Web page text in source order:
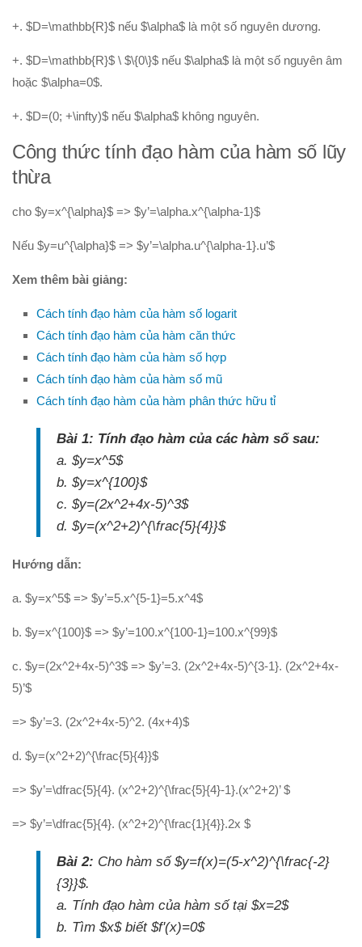
Dãy số- CSC – CSN
Giới hạn
Đạo hàm
Hình học 11
Quan hệ vuông góc trong không gian
Đại số 12
Hàm số mũ-Logarit
Nguyên hàm-tích phân
Hình học 12
Thể tích khối đa diện
Mặt nón-mặt trụ-mặt cầu
PT mặt phẳng
Phương trình mặt cầu
Bài học cuộc sống
Đề thi thử thpt quốc gia 2017
Đề thi thử thpt quốc gia 2018
+. $D=\mathbb{R}$ nếu $\alpha$ là một số nguyên dương.
+. $D=\mathbb{R}$ \ $\{0\}$ nếu $\alpha$ là một số nguyên âm
hoặc $\alpha=0$.
+. $D=(0; +\infty)$ nếu $\alpha$ không nguyên.
Công thức tính đạo hàm của hàm số lũy
thừa
cho $y=x^{\alpha}$ => $y’=\alpha.x^{\alpha-1}$
Nếu $y=u^{\alpha}$ => $y’=\alpha.u^{\alpha-1}.u’$
Xem thêm bài giảng:
Cách tính đạo hàm của hàm số logarit
Cách tính đạo hàm của hàm căn thức
Cách tính đạo hàm của hàm số hợp
Cách tính đạo hàm của hàm số mũ
Cách tính đạo hàm của hàm phân thức hữu tỉ
Bài 1: Tính đạo hàm của các hàm số sau:
a. $y=x^5$
b. $y=x^{100}$
c. $y=(2x^2+4x-5)^3$
d. $y=(x^2+2)^{\frac{5}{4}}$
Hướng dẫn:
a. $y=x^5$ => $y’=5.x^{5-1}=5.x^4$
b. $y=x^{100}$ => $y’=100.x^{100-1}=100.x^{99}$
c. $y=(2x^2+4x-5)^3$ => $y’=3. (2x^2+4x-5)^{3-1}. (2x^2+4x-
5)’$
=> $y’=3. (2x^2+4x-5)^2. (4x+4)$
d. $y=(x^2+2)^{\frac{5}{4}}$
=> $y’=\dfrac{5}{4}. (x^2+2)^{\frac{5}{4}-1}.(x^2+2)’ $
=> $y’=\dfrac{5}{4}. (x^2+2)^{\frac{1}{4}}.2x $
Bài 2: Cho hàm số $y=f(x)=(5-x^2)^{\frac{-2}
{3}}$.
a. Tính đạo hàm của hàm số tại $x=2$
b. Tìm $x$ biết $f'(x)=0$